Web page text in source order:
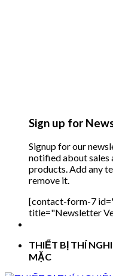
Sign up for
Signup for our
notified about sales
products. Add any
remove it.
[contact-form-7
title="Newsletter
THIẾT BỊ THÍ
MẶC